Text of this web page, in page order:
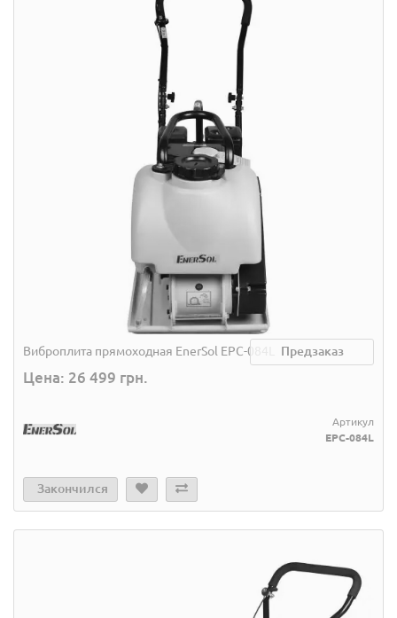
Виброплита прямоходная EnerSol EPC-084L Предзаказ
Цена: 26 499 грн.
Артикул
EPC-084L
Закончился